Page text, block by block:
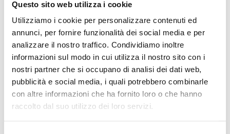
Questo sito web utilizza i cookie
Utilizziamo i cookie per personalizzare contenuti ed
annunci, per fornire funzionalità dei social media e per
analizzare il nostro traffico. Condividiamo inoltre
informazioni sul modo in cui utilizza il nostro sito con i
nostri partner che si occupano di analisi dei dati web,
pubblicità e social media, i quali potrebbero combinarle
con altre informazioni che ha fornito loro o che hanno
raccolto dal suo utilizzo dei loro servizi.
semipermanente labbra varia generalmente tra i
400€ e i 700€, comprensivo di una o due sedute.
La dermopigmentazione è un investimento iniziale
importante, ma va considerato, come abbiamo
visto, che si tratta di un risultato a lunga durata,
che evita l’acquisto continuo di rossetti e prodotti.
Inoltre, scegliere un’operatrice qualificata, che
abbia seguito un corso specifico riconosciuto, è
fondamentale per ottenere un risultato sicuro,